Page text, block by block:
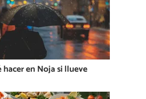
hacer en Noja si llueve